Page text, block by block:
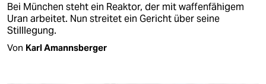
Bei München steht ein Reaktor, der mit waffenfähigem
Uran arbeitet. Nun streitet ein Gericht über seine
Stilllegung.
Von Karl Amannsberger